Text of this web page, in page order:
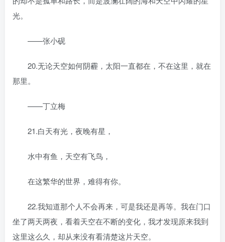
光。
——张小砚
20.无论天空如何阴霾，太阳一直都在，不在这里，就在
那里。
——丁立梅
21.白天有光，夜晚有星，
水中有鱼，天空有飞鸟，
在这繁华的世界，难得有你。
22.我知道那个人不会再来，可是我还是再等。我在门口
坐了两天两夜，看着天空在不断的变化，我才发现原来我到
这里这么久，却从来没有看清楚这片天空。